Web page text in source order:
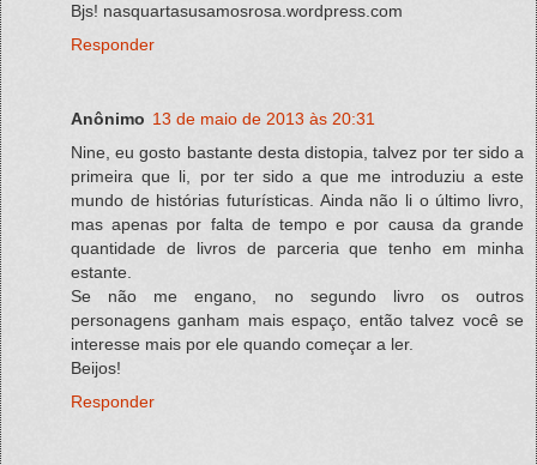
Bjs! nasquartasusamosrosa.wordpress.com
Responder
Anônimo 13 de maio de 2013 às 20:31
Nine, eu gosto bastante desta distopia, talvez por ter sido a
primeira que li, por ter sido a que me introduziu a este
mundo de histórias futurísticas. Ainda não li o último livro,
mas apenas por falta de tempo e por causa da grande
quantidade de livros de parceria que tenho em minha
estante.
Se não me engano, no segundo livro os outros
personagens ganham mais espaço, então talvez você se
interesse mais por ele quando começar a ler.
Beijos!
Responder